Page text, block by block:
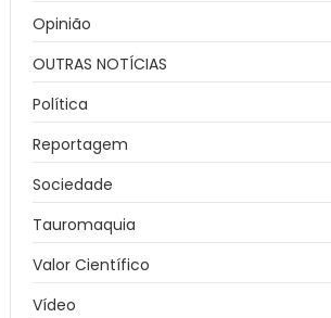
Opinião
OUTRAS NOTÍCIAS
Política
Reportagem
Sociedade
Tauromaquia
Valor Científico
Vídeo